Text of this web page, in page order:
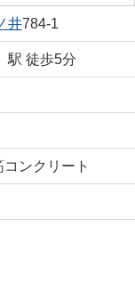
井784-1
」駅 徒歩5分
ンクリート